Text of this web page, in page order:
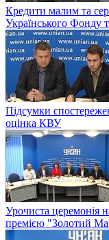
Кредити малим та
Українського Фонду
Підсумки
оцінка КВУ
Урочиста церемонія
премією "Золотий